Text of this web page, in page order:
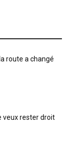
route a changé
veux rester droit